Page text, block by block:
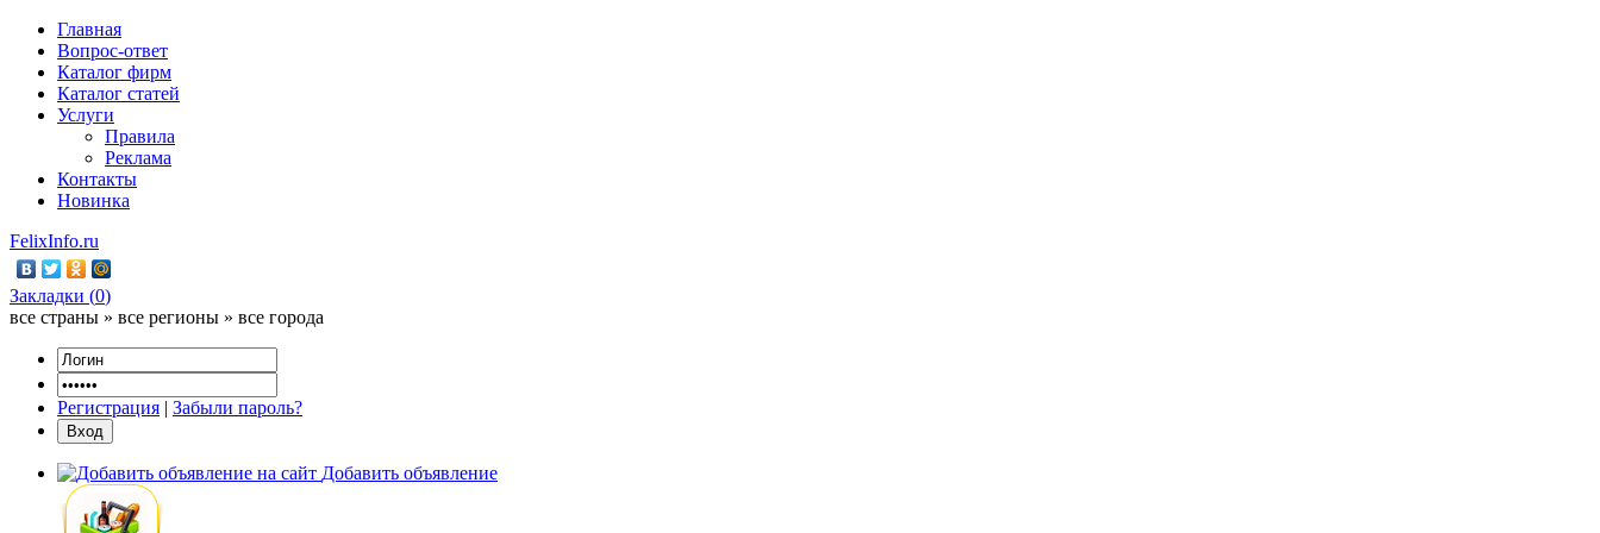
Главная
Вопрос-ответ
Каталог фирм
Каталог статей
Услуги
Правила
Реклама
Контакты
Новинка
FelixInfo.ru
Закладки (0)
все страны » все регионы » все города
Регистрация | Забыли пароль?
Добавить объявление